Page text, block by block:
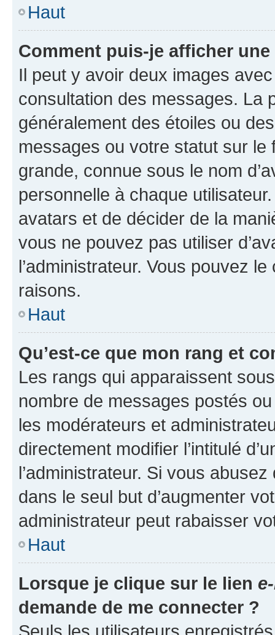
Haut
Comment puis-je afficher
Il peut y avoir deux images
consultation des messages. La
généralement des étoiles ou
messages ou votre statut sur
grande, connue sous le nom
personnelle à chaque utilisateur.
avatars et de décider de la
vous ne pouvez pas utiliser
l’administrateur. Vous pouvez
raisons.
Haut
Qu’est-ce que mon rang et
Les rangs qui apparaissent
nombre de messages postés
les modérateurs et
directement modifier l’intitulé
l’administrateur. Si vous
dans le seul but d’augmenter
administrateur peut rabaisser
Haut
Lorsque je clique sur le lien
demande de me connecter ?